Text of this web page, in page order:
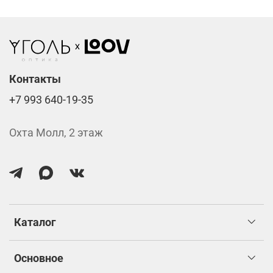
Каталог
Основное
Контакты
+7 993 640-19-35
Охта Молл, 2 этаж